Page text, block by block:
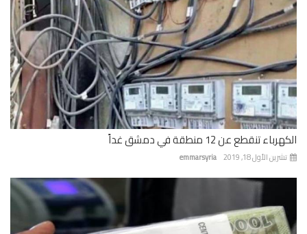
تنقطع عن 12 منطقة في دمشق غداً
emmarsyria الأول 18, 2019